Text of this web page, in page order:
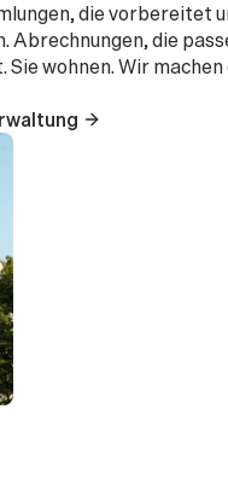
die vorbereitet
Abrechnungen, die
Sie wohnen. Wir machen